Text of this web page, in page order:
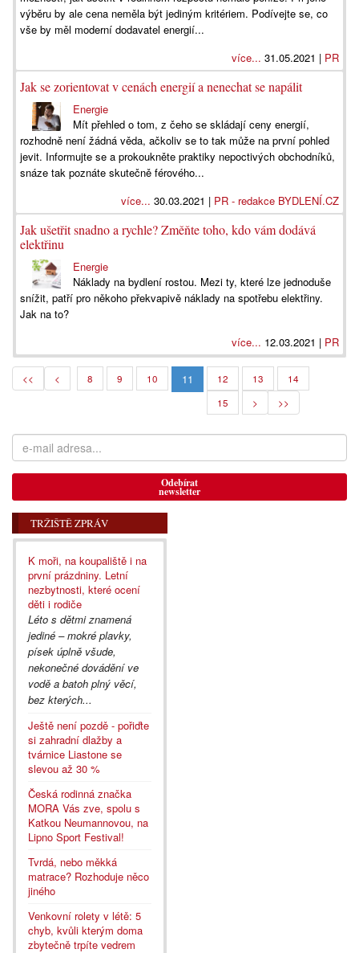
výběru by ale cena neměla být jediným kritériem. Podívejte se, co
vše by měl moderní dodavatel energií...
více... 31.05.2021 | PR
Jak se zorientovat v cenách energií a nenechat se napálit
Energie
Mít přehled o tom, z čeho se skládají ceny energií,
rozhodně není žádná věda, ačkoliv se to tak může na první pohled
jevit. Informujte se a prokoukněte praktiky nepoctivých obchodníků,
snáze tak poznáte skutečně férového...
více... 30.03.2021 | PR - redakce BYDLENÍ.CZ
Jak ušetřit snadno a rychle? Změňte toho, kdo vám dodává
elektřinu
Energie
Náklady na bydlení rostou. Mezi ty, které lze jednoduše
snížit, patří pro někoho překvapivě náklady na spotřebu elektřiny.
Jak na to?
více... 12.03.2021 | PR
<< < 8 9 10 11 12 13
14
15
> >>
Odebírat
newsletter
TRŽIŠTĚ ZPRÁV
K moři, na koupaliště i na
první prázdniny. Letní
nezbytnosti, které ocení
děti i rodiče
Léto s dětmi znamená
jediné – mokré plavky,
písek úplně všude,
nekonečné dovádění ve
vodě a batoh plný věcí,
bez kterých...
Ještě není pozdě - pořiďte
si zahradní dlažby a
tvárnice Liastone se
slevou až 30 %
Česká rodinná značka
MORA Vás zve, spolu s
Katkou Neumannovou, na
Lipno Sport Festival!
Tvrdá, nebo měkká
matrace? Rozhoduje něco
jiného
Venkovní rolety v létě: 5
chyb, kvůli kterým doma
zbytečně trpíte vedrem